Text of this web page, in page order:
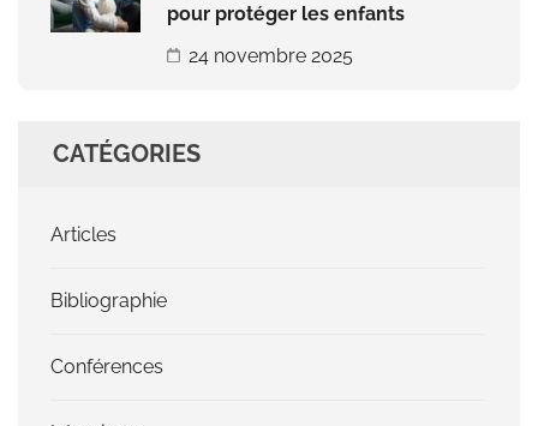
pour protéger les enfants
24 novembre 2025
CATÉGORIES
Articles
Bibliographie
Conférences